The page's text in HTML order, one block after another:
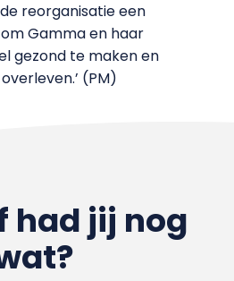
reorganisatie een
Gamma en haar
gezond te maken en
(PM)
had jij nog